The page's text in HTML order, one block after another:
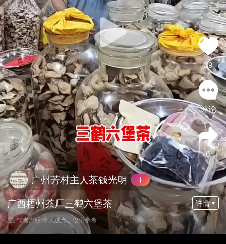
39
评论
6
广州芳村主人茶钱光明
广西梧州茶厂三鹤六堡茶
详情
作者声明:个人观点，仅供参考